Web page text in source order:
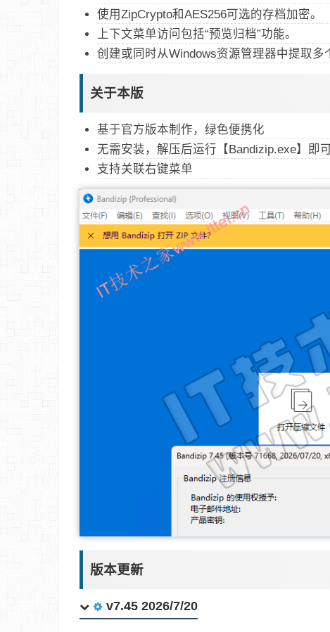
使用ZipCrypto和AES256可选的存档加密。
上下文菜单访问包括“预览归档”功能。
创建或同时从Windows资源管理器中提取多
关于本版
基于官方版本制作，绿色便携化
无需安装，解压后运行【Bandizip.exe】即
支持关联右键菜单
版本更新
v7.45 2026/7/20